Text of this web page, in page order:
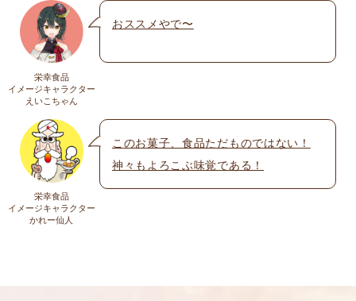
発送となります。 ☆画像はイメージとなり変更にな
る為現物を優先してください。 ※人気商品の為、急
遽完売になります。ご容赦下さい。
送料
名前 ※
メール※
上に表示された文字を入力してください。
栄幸食品
イメージキャラクター
えいこちゃん
おススメやで〜
栄幸食品
イメージキャラクター
かれー仙人
このお菓子、食品ただものではない！
神々もよろこぶ味覚である！